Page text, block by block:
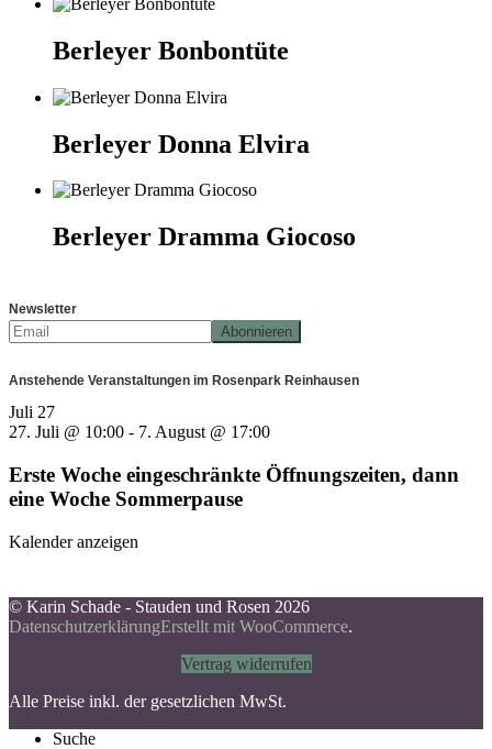
Berleyer Bonbontüte
Berleyer Donna Elvira
Berleyer Dramma Giocoso
Newsletter
Anstehende Veranstaltungen im Rosenpark Reinhausen
Juli 27
27. Juli @ 10:00 - 7. August @ 17:00
Erste Woche eingeschränkte Öffnungszeiten, dann
eine Woche Sommerpause
Kalender anzeigen
© Karin Schade - Stauden und Rosen 2026
DatenschutzerklärungErstellt mit WooCommerce.
Vertrag widerrufen
Alle Preise inkl. der gesetzlichen MwSt.
Suche